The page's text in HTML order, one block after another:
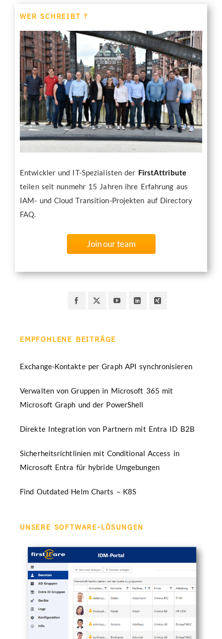
WER SCHREIBT ?
Entwickler und IT-Spezialisten der FirstAttribute
teilen seit nunmehr 15 Jahren ihre Erfahrung aus
IAM- und Cloud Transition-Projekten auf Directory
FAQ.
Join our team
EMPFOHLENE BEITRÄGE
Exchange-Kontakte per Graph API synchronisieren
Verwalten von Gruppen in Microsoft 365 mit
Microsoft Graph und der PowerShell
Direkte Integration von Partnern mit Entra ID B2B
Sicherheitsrichtlinien mit Conditional Access in
Microsoft Entra für hybride Umgebungen
Find Outdated Helm Charts – K8S
UNSERE SOFTWARE-LÖSUNGEN